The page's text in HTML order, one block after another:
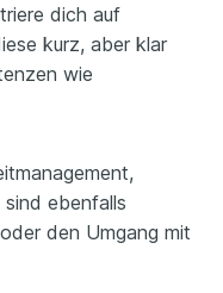
dich auf
kurz, aber klar
wie
sind ebenfalls
den Umgang mit